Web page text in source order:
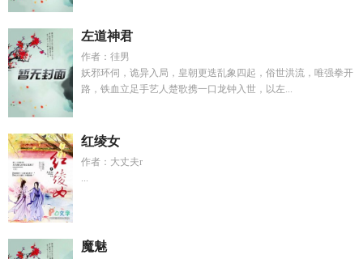
左道神君
作者：徍男
妖邪环伺，诡异入局，皇朝更迭乱象四起，俗世洪流，唯强拳开
路，铁血立足手艺人楚歌携一口龙钟入世，以左...
红绫女
作者：大丈夫r
...
魔魅